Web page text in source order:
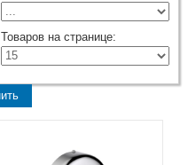
Товаров на странице: